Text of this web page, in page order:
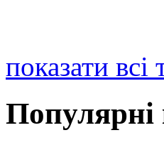
показати всі
Популярні